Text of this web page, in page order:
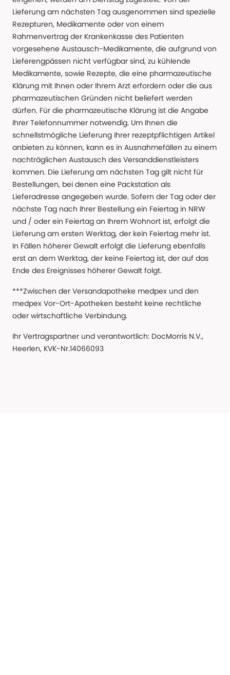
Lieferung am nächsten Tag ausgenommen sind spezielle
Rezepturen, Medikamente oder von einem
Rahmenvertrag der Krankenkasse des Patienten
vorgesehene Austausch-Medikamente, die aufgrund von
Lieferengpässen nicht verfügbar sind, zu kühlende
Medikamente, sowie Rezepte, die eine pharmazeutische
Klärung mit Ihnen oder Ihrem Arzt erfordern oder die aus
pharmazeutischen Gründen nicht beliefert werden
dürfen. Für die pharmazeutische Klärung ist die Angabe
Ihrer Telefonnummer notwendig. Um Ihnen die
schnellstmögliche Lieferung Ihrer rezeptpflichtigen Artikel
anbieten zu können, kann es in Ausnahmefällen zu einem
nachträglichen Austausch des Versanddienstleisters
kommen. Die Lieferung am nächsten Tag gilt nicht für
Bestellungen, bei denen eine Packstation als
Lieferadresse angegeben wurde. Sofern der Tag oder der
nächste Tag nach Ihrer Bestellung ein Feiertag in NRW
und / oder ein Feiertag an Ihrem Wohnort ist, erfolgt die
Lieferung am ersten Werktag, der kein Feiertag mehr ist.
In Fällen höherer Gewalt erfolgt die Lieferung ebenfalls
erst an dem Werktag, der keine Feiertag ist, der auf das
Ende des Ereignisses höherer Gewalt folgt.
***Zwischen der Versandapotheke medpex und den
medpex Vor-Ort-Apotheken besteht keine rechtliche
oder wirtschaftliche Verbindung.
Ihr Vertragspartner und verantwortlich: DocMorris N.V.,
Heerlen, KVK-Nr.14066093